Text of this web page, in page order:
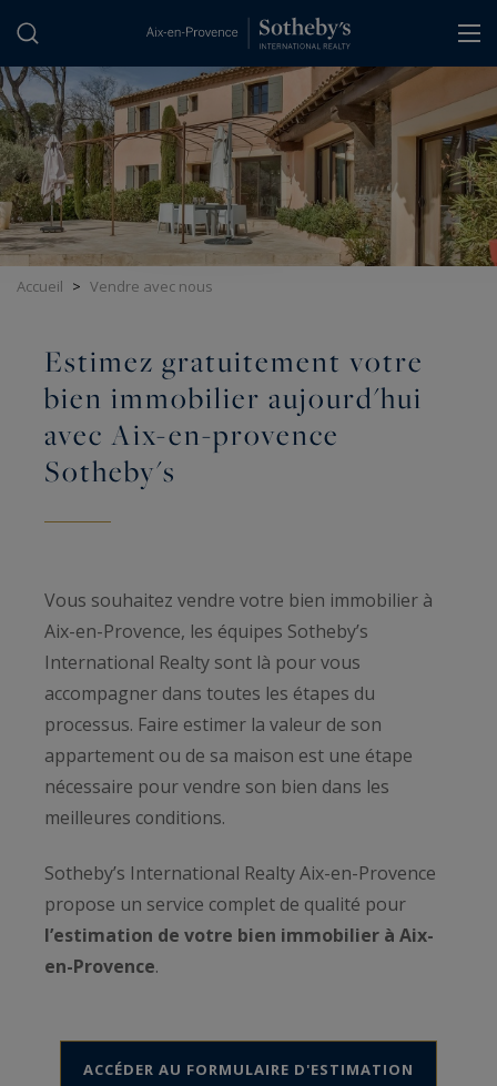
Accueil > Vendre avec nous
Estimez gratuitement votre
bien immobilier aujourd'hui
avec Aix-en-provence
Sotheby's
Vous souhaitez vendre votre bien immobilier à
Aix-en-Provence, les équipes Sotheby’s
International Realty sont là pour vous
accompagner dans toutes les étapes du
processus. Faire estimer la valeur de son
appartement ou de sa maison est une étape
nécessaire pour vendre son bien dans les
meilleures conditions.
Sotheby’s International Realty Aix-en-Provence
propose un service complet de qualité pour
l’estimation de votre bien immobilier à Aix-
en-Provence.
ACCÉDER AU FORMULAIRE D'ESTIMATION